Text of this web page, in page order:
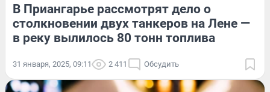
В Приангарье рассмотрят дело о
столкновении двух танкеров на Лене —
в реку вылилось 80 тонн топлива
31 января, 2025, 09:11 2 411 Обсудить